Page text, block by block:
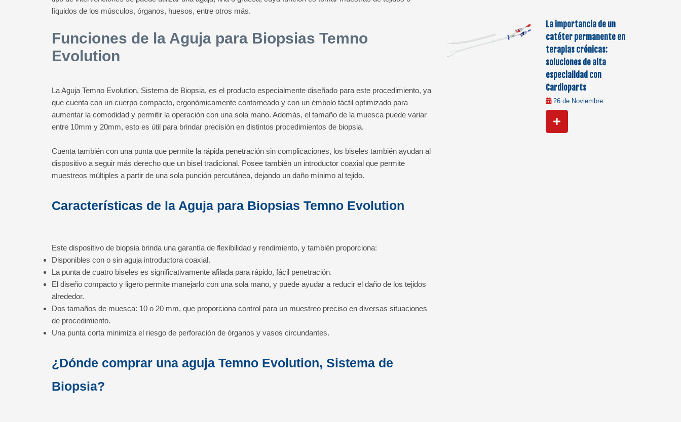
líquidos de los músculos, órganos, huesos, entre otros más.
Funciones de la Aguja para Biopsias Temno
Evolution
La Aguja Temno Evolution, Sistema de Biopsia, es el producto especialmente diseñado para este procedimiento, ya
que cuenta con un cuerpo compacto, ergonómicamente contorneado y con un émbolo táctil optimizado para
aumentar la comodidad y permitir la operación con una sola mano. Además, el tamaño de la muesca puede variar
entre 10mm y 20mm, esto es útil para brindar precisión en distintos procedimientos de biopsia.
Cuenta también con una punta que permite la rápida penetración sin complicaciones, los biseles también ayudan al
dispositivo a seguir más derecho que un bisel tradicional. Posee también un introductor coaxial que permite
muestreos múltiples a partir de una sola punción percutánea, dejando un daño mínimo al tejido.
Características de la Aguja para Biopsias Temno Evolution
Este dispositivo de biopsia brinda una garantía de flexibilidad y rendimiento, y también proporciona:
Disponibles con o sin aguja introductora coaxial.
La punta de cuatro biseles es significativamente afilada para rápido, fácil penetración.
El diseño compacto y ligero permite manejarlo con una sola mano, y puede ayudar a reducir el daño de los tejidos
alrededor.
Dos tamaños de muesca: 10 o 20 mm, que proporciona control para un muestreo preciso en diversas situaciones
de procedimiento.
Una punta corta minimiza el riesgo de perforación de órganos y vasos circundantes.
¿Dónde comprar una aguja Temno Evolution, Sistema de
Biopsia?
La importancia de un
catéter permanente en
terapias crónicas:
soluciones de alta
especialidad con
Cardioparts
26 de Noviembre